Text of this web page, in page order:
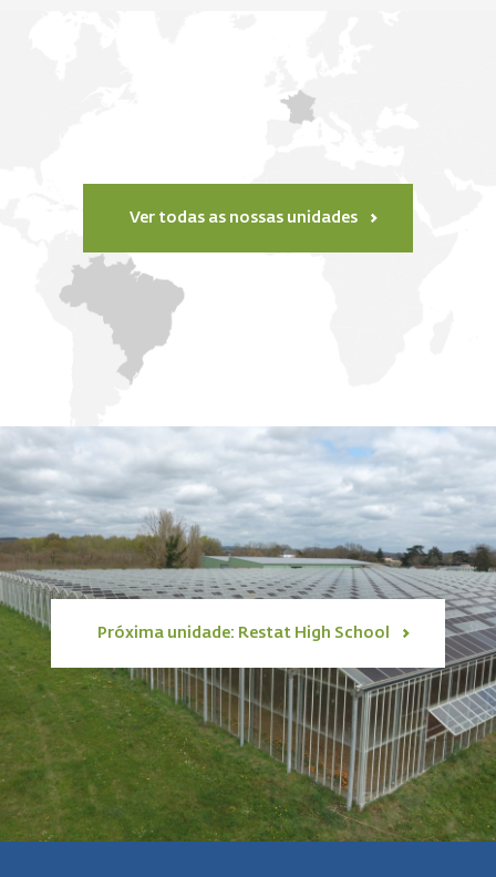
Ver todas as nossas unidades
Próxima unidade: Restat High School